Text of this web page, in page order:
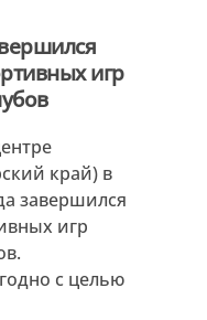
игр
край) в
завершился
игр
с целью